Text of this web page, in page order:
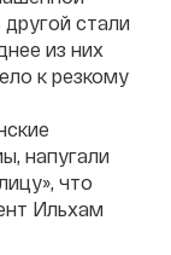
стали
из них
к резкому
напугали
что
Ильхам